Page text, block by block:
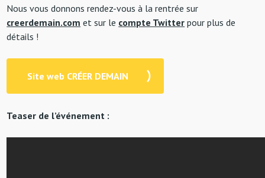
Nous vous donnons rendez-vous à la rentrée sur
creerdemain.com et sur le compte Twitter pour plus de
détails !
Site web CRÉER DEMAIN
Teaser de l’événement :